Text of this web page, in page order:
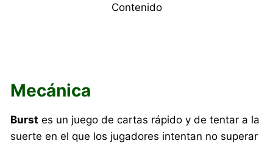
Contenido
Mecánica
Burst es un juego de cartas rápido y de tentar a la
suerte en el que los jugadores intentan no superar